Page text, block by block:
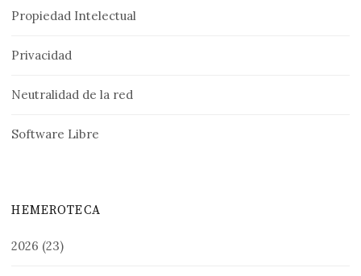
Propiedad Intelectual
Privacidad
Neutralidad de la red
Software Libre
HEMEROTECA
2026 (23)